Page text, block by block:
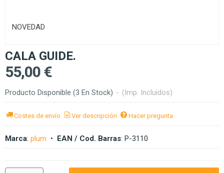
NOVEDAD
CALA GUIDE.
55,00 €
Producto Disponible (3 En Stock) - (Imp. Incluidos)
Costes de envío Ver descripción Hacer pregunta
Marca: plum • EAN / Cod. Barras: P-3110